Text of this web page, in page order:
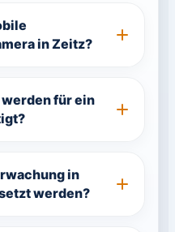
in Zeitz?
für ein
in
werden?